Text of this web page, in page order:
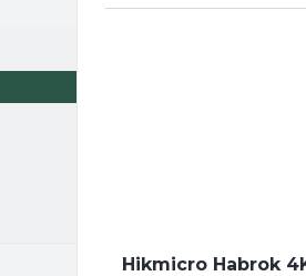
H-940 Laser Max v
Hikmicro Habrok